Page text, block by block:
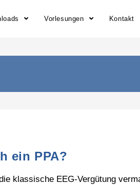
Vorlesungen Kontakt
ein PPA?
klassische EEG-Vergütung